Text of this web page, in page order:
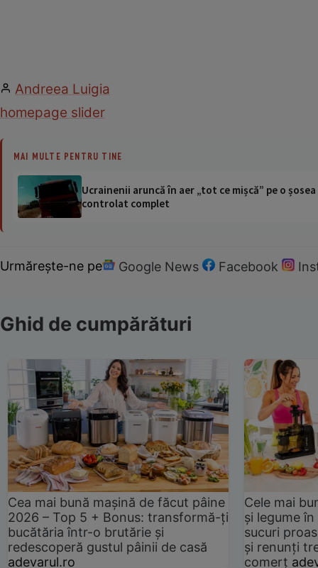
Andreea Luigia
homepage slider
MAI MULTE PENTRU TINE
Ucrainenii aruncă în aer „tot ce mișcă” pe o
controlat complet
Urmărește-ne pe Google News Facebook
Ghid de cumpărături
Cea mai bună mașină de făcut pâine
2026 – Top 5 + Bonus: transformă-ți
bucătăria într-o brutărie și
redescoperă gustul pâinii de casă
adevarul.ro
Cele mai
și legume
sucuri
și renunți
comerț